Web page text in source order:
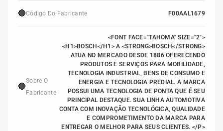
🔴Código Do Fabricante F00AAL1679
🔴
Sobre O
Fabricante
<FONT FACE="TAHOMA" SIZE="2">
<H1>BOSCH</H1> A <STRONG>BOSCH</STRONG>
ATUA NO MERCADO DESDE 1886 OFERECENDO
PRODUTOS E SERVIÇOS PARA MOBILIDADE,
TECNOLOGIA INDUSTRIAL, BENS DE CONSUMO E
ENERGIA E TECNOLOGIA PREDIAL. A MARCA
POSSUI UMA TECNOLOGIA DE PONTA QUE É SEU
PRINCIPAL DESTAQUE. SUA LINHA AUTOMOTIVA
CONTA COM INOVAÇÃO TECNOLÓGICA, QUALIDADE
E COMPROMETIMENTO DA MARCA PARA
ENTREGAR O MELHOR PARA SEUS CLIENTES. </P>